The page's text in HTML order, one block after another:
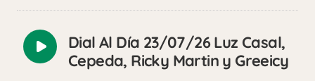
Reproducir
audio
Dial Al Día 23/07/26 Luz Casal,
Cepeda, Ricky Martin y Greeicy